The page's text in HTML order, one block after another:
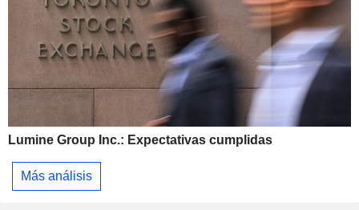
Lumine Group Inc.: Expectativas cumplidas
Más análisis